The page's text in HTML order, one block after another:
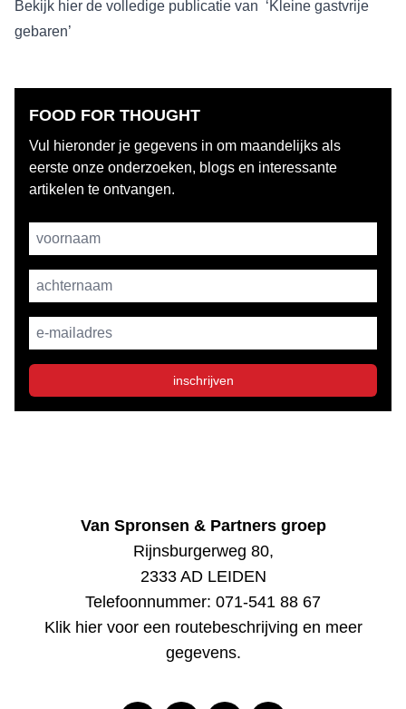
Bekijk hier de volledige publicatie van ‘Kleine gastvrije
gebaren’
FOOD FOR THOUGHT
Vul hieronder je gegevens in om maandelijks als
eerste onze onderzoeken, blogs en interessante
artikelen te ontvangen.
Username
achternaam
E-mailadres
inschrijven
Van Spronsen & Partners groep
Rijnsburgerweg 80,
2333 AD LEIDEN
Telefoonnummer: 071-541 88 67
Klik hier voor een routebeschrijving en meer
gegevens.